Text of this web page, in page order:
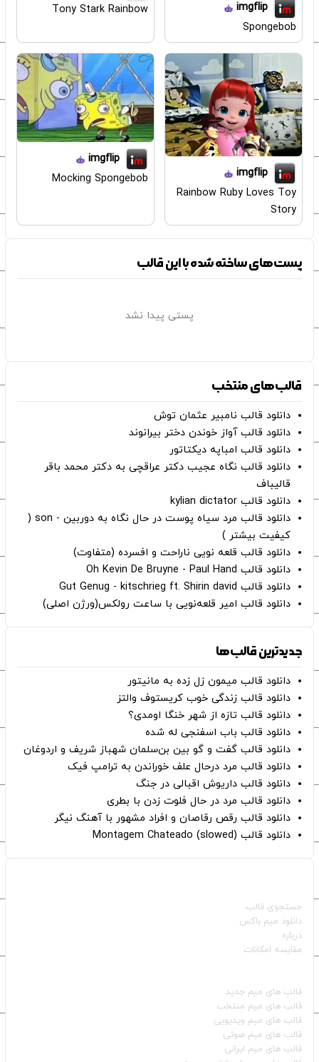
imgflip
Spongebob
Tony Stark Rainbow
imgflip
Rainbow Ruby Loves Toy
Story
imgflip
Mocking Spongebob
پست‌های ساخته شده با این قالب
پستی پیدا نشد
قالب‌های منتخب
دانلود قالب نامبیر عثمان ‌توش
دانلود قالب آواز خوندن دختر بیرانوند
دانلود قالب امباپه دیکتاتور
دانلود قالب نگاه عجیب دکتر عراقچی به دکتر محمد باقر
قالیباف
دانلود قالب kylian dictator
دانلود قالب مرد سیاه پوست در حال نگاه به دوربین - son (
کیفیت بیشتر )
دانلود قالب قلعه نویی ناراحت و افسرده (متفاوت)
دانلود قالب Oh Kevin De Bruyne - Paul Hand
دانلود قالب Gut Genug - kitschrieg ft. Shirin david
دانلود قالب امیر قلعه‌نویی با ساعت رولکس(ورژن اصلی)
جدیدترین قالب‌ها
دانلود قالب میمون زل زده به مانیتور
دانلود قالب زندگی خوب کریستوف والتز
دانلود قالب تازه از شهر خنگا اومدی؟
دانلود قالب باب اسفنجی له شده
دانلود قالب گفت و گو بین بن‌سلمان شهباز شریف و اردوغان
دانلود قالب مرد درحال علف خوراندن به ترامپ فیک
دانلود قالب داریوش اقبالی در جنگ
دانلود قالب مرد در حال فلوت زدن با بطری
دانلود قالب رقص رقاصان و افراد مشهور با آهنگ نیگر
دانلود قالب Montagem Chateado (slowed)
جستجوی قالب
دانلود میم باکس
درباره
مقایسه امکانات
قالب‌ های میم جدید
قالب‌ های میم منتخب
قالب‌ های میم ویدیویی
قالب‌ های میم صوتی
قالب‌ های میم ایرانی